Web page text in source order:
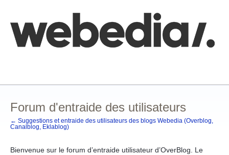
contenu
Forum d'entraide des utilisateurs
← Suggestions et entraide des utilisateurs des blogs Webedia (Overblog,
Canalblog, Eklablog)
Bienvenue sur le forum d’entraide utilisateur d’OverBlog. Le